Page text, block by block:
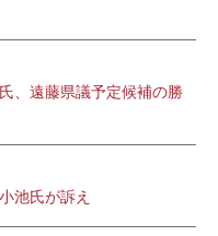
、遠藤県議予定候補の勝
池氏が訴え